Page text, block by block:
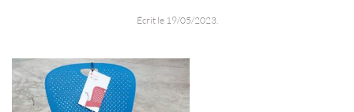
Écrit le 19/05/2023.